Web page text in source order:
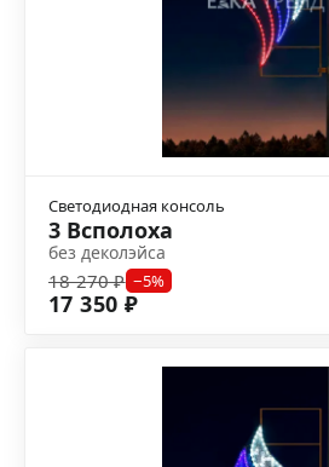
Светодиодная консоль
3 Всполоха
без деколэйса
18 270 ₽ −5%
17 350 ₽